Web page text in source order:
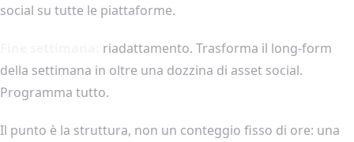
social su tutte le piattaforme.
riadattamento. Trasforma il long-form
della settimana in oltre una dozzina di asset social.
Programma tutto.
Il punto è la struttura, non un conteggio fisso di ore: una